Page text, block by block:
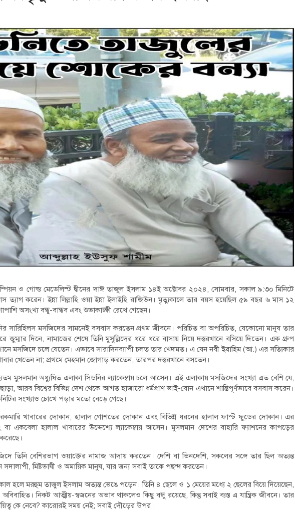
ও গোল্ড মেডেলিস্ট দ্বীনের দাঈ তাজুল ইসলাম ১৪ই অক্টোবর ২০২৪, সোমবার, সকাল ৯:৩০ মিনিটে
ত্যাগ করেন। ইন্না লিল্লাহি ওয়া ইন্না ইলাইহি রাজিউন। মৃত্যুকালে তার বয়স হয়েছিল ৫৯ বছর ৬ মাস ১২
অসংখ্য বন্ধু-বান্ধব এবং শুভাকাঙ্ক্ষী রেখে গেছেন।
সারিহিলস মসজিদের সামনেই বসবাস করতেন প্রথম জীবনে। পরিচিত বা অপরিচিত, যেকোনো মানুষ তার
জুম্মার দিনে, নামাজের শেষে তিনি মুসুল্লিদের ধরে ধরে বাসায় নিয়ে দস্তরখানে বসিয়ে দিতেন। এক গ্রুপ
মসজিদে চলে যেতেন। এভাবে সারাদিনব্যাপী চলত তার খেদমত। এ যেন নবী ইব্রাহিম (আ.) এর সত্যিকার
খেতেন না; প্রথমে মেহমান জোগাড় করতেন, তারপর দস্তরখানে বসতেন।
মুসলমান অধ্যুষিত এলাকা সিডনির ল্যাকেম্বায় চলে আসেন। এই এলাকায় মসজিদের সংখ্যা এত বেশি যে,
আরব বিশ্বের বিভিন্ন দেশ থেকে আগত হাজারো ধর্মপ্রাণ ভাই-বোন এখানে শান্তিপূর্ণভাবে বসবাস করেন।
সংখ্যাও চোখে পড়ার মতো বেড়ে গেছে।
রকমারি খাবারের দোকান, হালাল গোশতের দোকান এবং বিভিন্ন ধরনের হালাল ফাস্ট ফুডের দোকান। এর
একবেলা হালাল খাবারের উদ্দেশ্যে ল্যাকেম্বায় আসেন। মুসলমান দেশের বাহারি ফ্যাশনের কাপড়ের
তিনি বেশিরভাগ ওয়াক্তের নামাজ আদায় করতেন। দেশি বা ভিনদেশি, সকলের সঙ্গে তার ছিল অত্যন্ত
মিষ্টভাষী ও অমায়িক মানুষ, যার জন্য সবাই তাকে পছন্দ করতেন।
হলে মরহুম তাজুল ইসলাম অত্যন্ত ভেঙে পড়েন। তিনি ৪ ছেলে ও ১ মেয়ের মধ্যে ২ ছেলের বিয়ে দিয়েছেন,
নিকট আত্মীয়-স্বজনের অভাব থাকলেও কিছু বন্ধু রয়েছে, কিন্তু সবাই ব্যস্ত এ যান্ত্রিক জীবনে। তার
কে নেবে? কারোরই সময় নেই; সবাই দৌড়ের উপর।